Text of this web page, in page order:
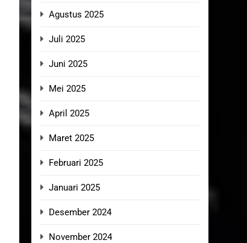
Agustus 2025
Juli 2025
Juni 2025
Mei 2025
April 2025
Maret 2025
Februari 2025
Januari 2025
Desember 2024
November 2024